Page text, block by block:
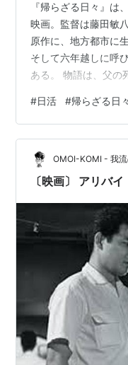
『帰らざる日々』は
映画。監督は藤田敏
原作に、地方都市に
そして六年越しに呼
ある。 物語は、父の
ら進む。高校三年の
（江藤潤）、そして
心と恋心が入り混じ
実は少しずつその形
く、選ばなかった道
#日活 #帰らざる日々
OMOI-KOMI - 我
〔映画〕 アリバイ